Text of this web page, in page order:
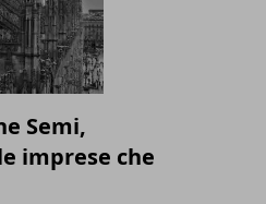
Semi,
imprese che